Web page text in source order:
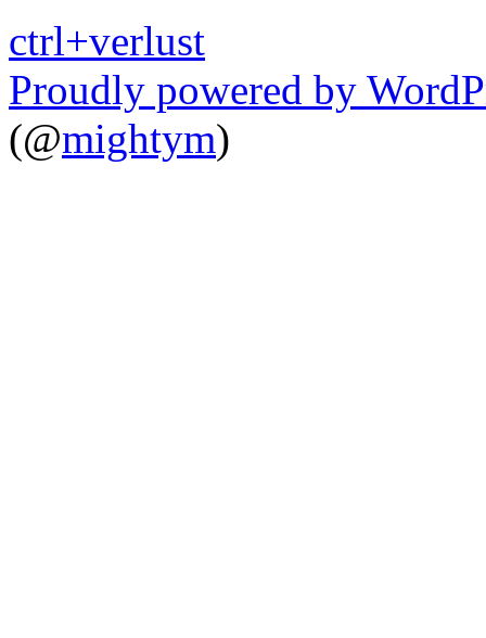
ctrl+verlust
Proudly powered by
(@mightym)